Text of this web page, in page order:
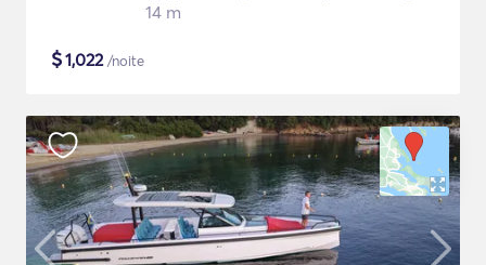
14 m
$1,022/noite